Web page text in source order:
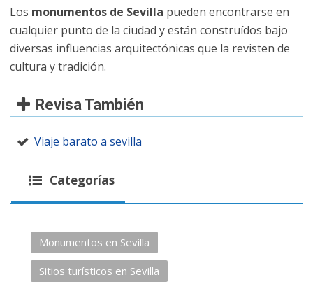
Los monumentos de Sevilla pueden encontrarse en
cualquier punto de la ciudad y están construídos bajo
diversas influencias arquitectónicas que la revisten de
cultura y tradición.
Revisa También
Viaje barato a sevilla
Categorías
Monumentos en Sevilla
Sitios turísticos en Sevilla